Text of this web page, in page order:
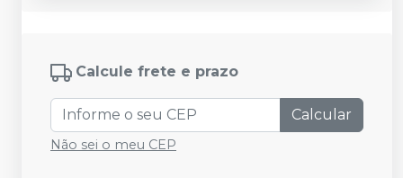
Calcule frete e prazo
Calcular
Não sei o meu CEP